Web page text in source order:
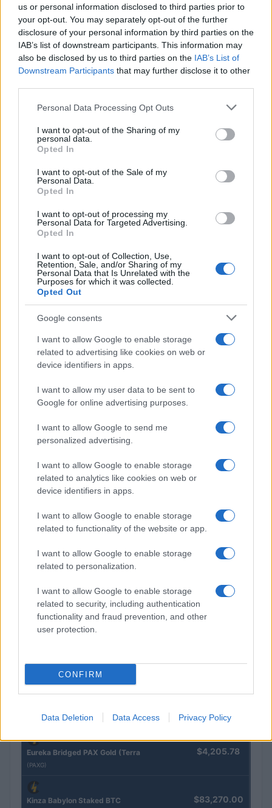
us or personal information disclosed to third parties prior to
your opt-out. You may separately opt-out of the further
disclosure of your personal information by third parties on the
IAB’s list of downstream participants. This information may
also be disclosed by us to third parties on the IAB’s List of
Downstream Participants that may further disclose it to other
Please note that this website/app uses one or more Google
not limited to your visit or usage behaviour. You may click to
grant or deny consent to Google and its third-party tags to
use your data for below specified purposes in below Google
consent section.
Personal Data Processing Opt Outs
I want to opt-out of the Sharing of my
personal data.
Opted In
I want to opt-out of the Sale of my
Personal Data.
Opted In
I want to opt-out of processing my
Personal Data for Targeted Advertising.
Opted In
I want to opt-out of Collection, Use,
Retention, Sale, and/or Sharing of my
Personal Data that Is Unrelated with the
Purposes for which it was collected.
Opted Out
Google consents
I want to allow Google to enable storage
related to advertising like cookies on web or
device identifiers in apps.
I want to allow my user data to be sent to
Google for online advertising purposes.
I want to allow Google to send me
personalized advertising.
I want to allow Google to enable storage
related to analytics like cookies on web or
device identifiers in apps.
I want to allow Google to enable storage
related to functionality of the website or app.
I want to allow Google to enable storage
related to personalization.
I want to allow Google to enable storage
related to security, including authentication
functionality and fraud prevention, and other
user protection.
CONFIRM
Data Deletion Data Access Privacy Policy
NEWS
Brentolie daalt naar 88.9 dollar: een week van dalende
grondstoffenprijzen
NEWS
Brentolie daalt naar 88.9 dollar: grondstoffen onder druk
NEWS
Brentolie daalt naar 91,82 dollar: een week van teruggang in
grondstoffen
Sanne De Vries · 5 aug 2026
CRYPTOKOERSEN
Naam Prijs
Eureka Bridged PAX Gold (Terra
(PAXG)
$4,205.78
Kinza Babylon Staked BTC $83,270.00